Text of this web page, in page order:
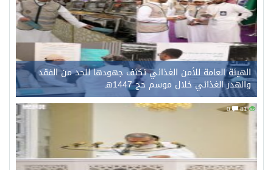
الهيئة العامة للأمن الغذائي تكثف جهودها للحد من الفقد
والهدر الغذائي خلال موسم حج 1447هـ
81
0